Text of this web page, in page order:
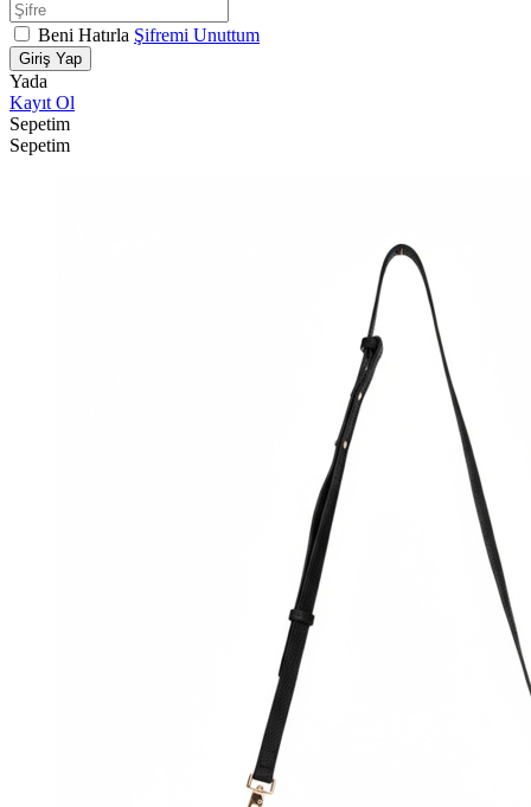
Beni Hatırla Şifremi Unuttum
Giriş Yap
Yada
Kayıt Ol
Sepetim
Sepetim